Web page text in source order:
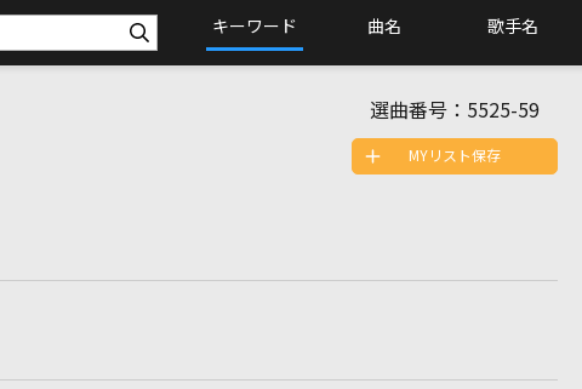
キーワード 曲名 歌手名
選曲番号： 5525-59
MYリスト保存